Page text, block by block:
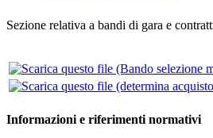
Sezione relativa a bandi di gara e
Informazioni e riferimenti normativi